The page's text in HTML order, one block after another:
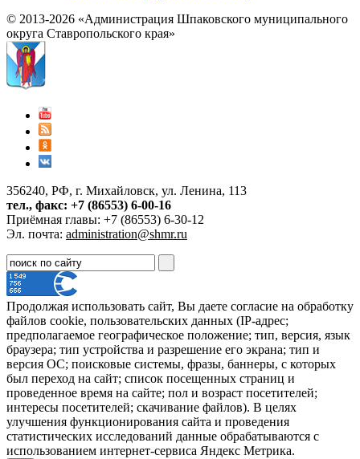
© 2013-2026 «Администрация Шпаковского муниципального
округа Ставропольского края»
356240, РФ, г. Михайловск, ул. Ленина, 113
тел., факс: +7 (86553) 6-00-16
Приёмная главы: +7 (86553) 6-30-12
Эл. почта: administration@shmr.ru
Продолжая использовать сайт, Вы даете согласие на обработку
файлов cookie, пользовательских данных (IP-адрес;
предполагаемое географическое положение; тип, версия, язык
браузера; тип устройства и разрешение его экрана; тип и
версия ОС; поисковые системы, фразы, баннеры, с которых
был переход на сайт; список посещенных страниц и
проведенное время на сайте; пол и возраст посетителей;
интересы посетителей; скачивание файлов). В целях
улучшения функционирования сайта и проведения
статистических исследований данные обрабатываются с
использованием интернет-сервиса Яндекс Метрика.